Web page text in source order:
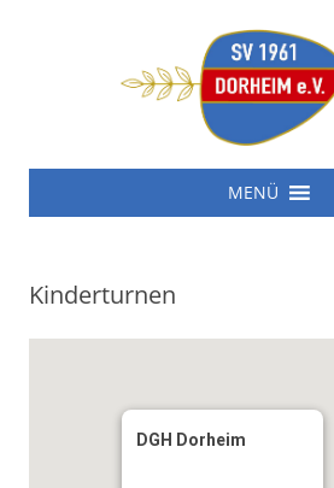
SV 1961 Dorheim e.V.
Zum
MENÜ
Kinderturnen
DGH Dorheim